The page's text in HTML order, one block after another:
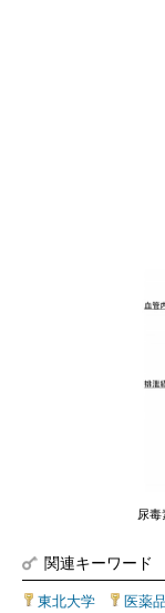
尿
関連キーワード
東北大学 医薬品